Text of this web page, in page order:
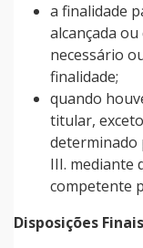
a finalidade
alcançada
necessário
finalidade;
quando
titular,
determinado
III. mediante
competente
Disposições Finais